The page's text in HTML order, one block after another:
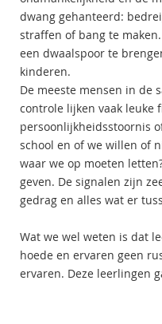
dwang gehanteerd:
straffen of bang te
een dwaalspoor te
kinderen.
De meeste mensen in de
controle lijken vaak leuke
persoonlijkheidsstoornis
school en of we willen of
waar we op moeten
geven. De signalen zijn
gedrag en alles wat er
Wat we wel weten is dat
hoede en ervaren geen
ervaren. Deze leerlingen